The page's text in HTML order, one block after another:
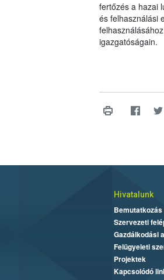
fertőzés a hazai
és felhasználási
igazgatóságain.
Hivatalunk
Bemutatkozás
Szervezeti
Gazdálkodási
Felügyeleti
Projektek
Kapcsolódó